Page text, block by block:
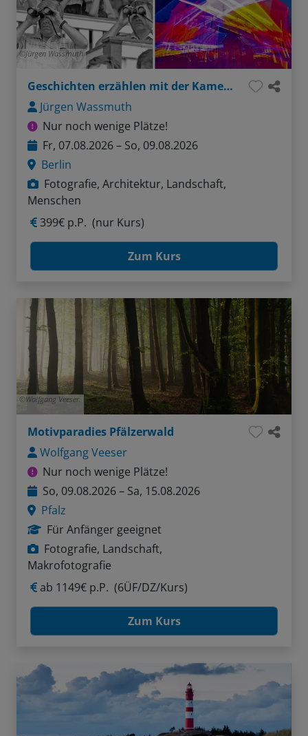
Jürgen Wassmuth
Geschichten erzählen mit der Kamera - Berlin-Inspiration
Jürgen Wassmuth
Nur noch wenige Plätze!
Fr, 07.08.2026 – So, 09.08.2026
Berlin
Fotografie, Architektur, Landschaft,
Menschen
399€ p.P. (nur Kurs)
Zum Kurs
Wolfgang Veeser.
Motivparadies Pfälzerwald
Wolfgang Veeser
Nur noch wenige Plätze!
So, 09.08.2026 – Sa, 15.08.2026
Pfalz
Für Anfänger geeignet
Fotografie, Landschaft,
Makrofotografie
ab 1149€ p.P. (6ÜF/DZ/Kurs)
Zum Kurs